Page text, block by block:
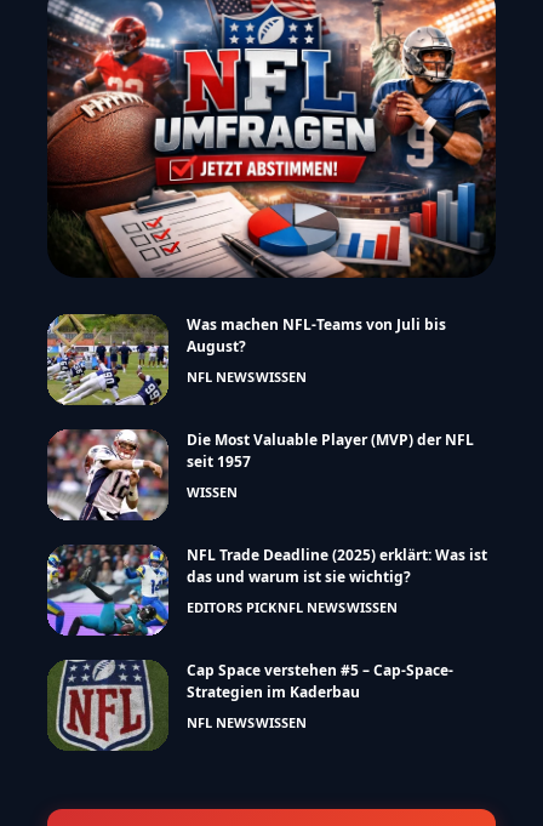
Was machen NFL-Teams von Juli bis
August?
NFL NEWSWISSEN
Die Most Valuable Player (MVP) der NFL
seit 1957
WISSEN
NFL Trade Deadline (2025) erklärt: Was ist
das und warum ist sie wichtig?
EDITORS PICKNFL NEWSWISSEN
Cap Space verstehen #5 – Cap-Space-
Strategien im Kaderbau
NFL NEWSWISSEN